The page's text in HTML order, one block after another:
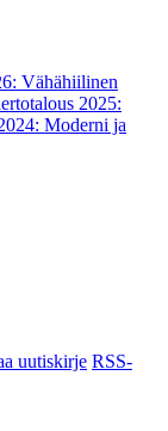
Vähähiilinen
2025:
Moderni ja
uutiskirje RSS-